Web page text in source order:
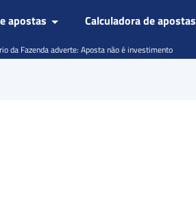
apostas Calculadora de apostas
da Fazenda adverte: Aposta não é investimento